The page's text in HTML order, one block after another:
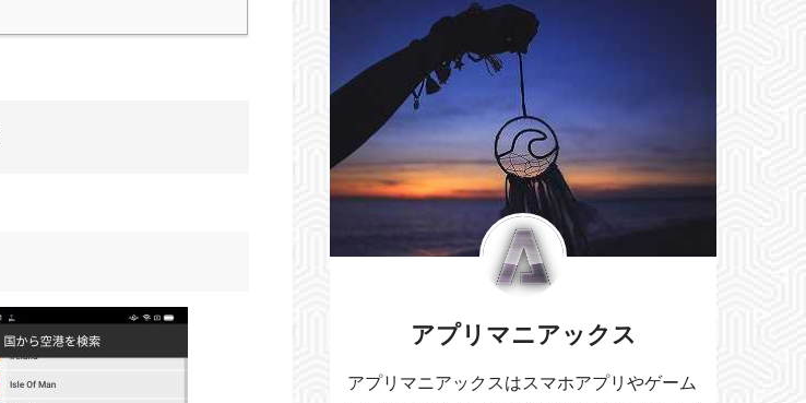
アプリマニアックス
アプリマニアックスはスマホアプリやゲーム